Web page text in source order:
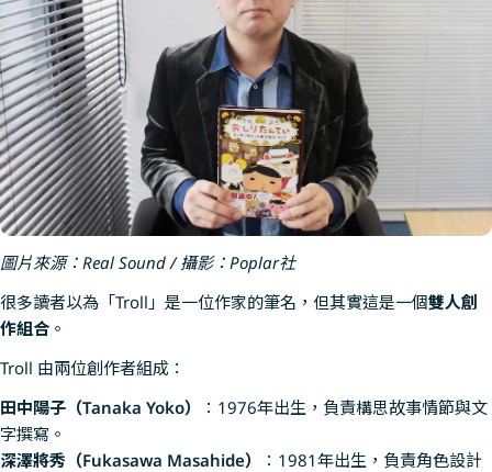
圖片來源：Real Sound / 攝影：Poplar社
很多讀者以為「Troll」是一位作家的筆名，但其實這是一個雙人創
作組合 。
Troll 由兩位創作者組成：
田中陽子（Tanaka Yoko）
：1976年出生，負責構思故事情節與文
字撰寫。
深澤將秀（Fukasawa Masahide）
：1981年出生，負責角色設計